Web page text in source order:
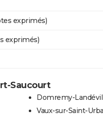
exprimés)
exprimés)
Saucourt
Domremy-
Vaux-sur-Saint-